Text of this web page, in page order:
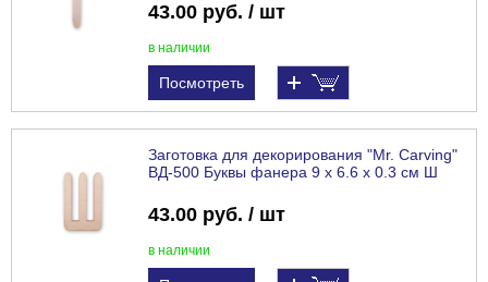
43.00 руб. / шт
в наличии
Посмотреть
Заготовка для декорирования "Mr. Carving"
ВД-500 Буквы фанера 9 х 6.6 х 0.3 см Ш
43.00 руб. / шт
в наличии